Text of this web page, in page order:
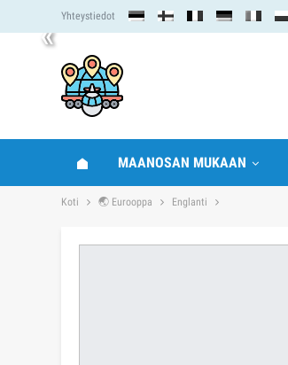
« Yhteystiedot
MAANOSAN MUKAAN
Koti 🌏 Eurooppa Englanti